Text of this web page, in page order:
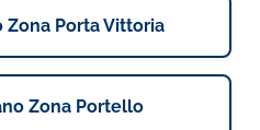
Zona Porta Vittoria
Zona Portello